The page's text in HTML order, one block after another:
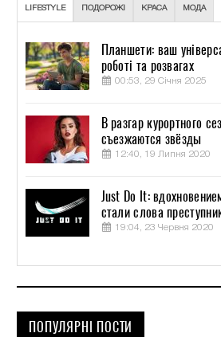
LIFESTYLE ПОДОРОЖІ КРАСА МОДА
Планшети: ваш
роботі та розвагах
00:53, 29 Січня 2025
В разгар курортного
съезжаются звёзды
12:40, 19 Липня 2020
Just Do It:
стали слова
19:04, 23 Червня 2020
ПОПУЛЯРНІ ПОСТИ